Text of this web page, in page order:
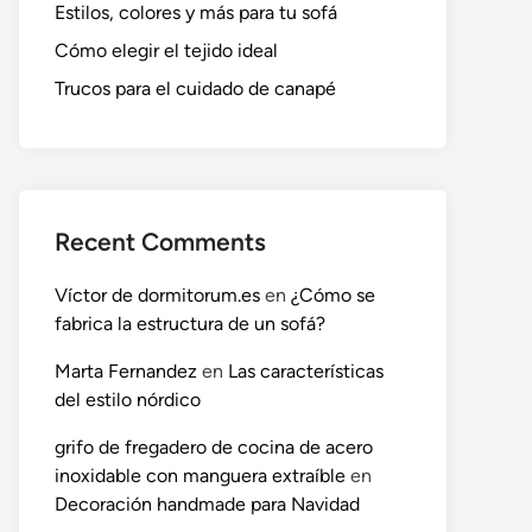
Estilos, colores y más para tu sofá
Cómo elegir el tejido ideal
Trucos para el cuidado de canapé
Recent Comments
Víctor de dormitorum.es en ¿Cómo se
fabrica la estructura de un sofá?
Marta Fernandez en Las características
del estilo nórdico
grifo de fregadero de cocina de acero
inoxidable con manguera extraíble en
Decoración handmade para Navidad